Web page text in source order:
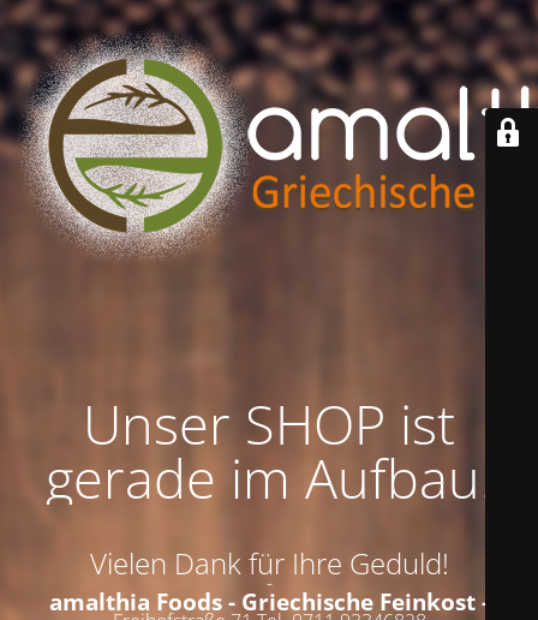
Unser SHOP ist
gerade im Aufbau!
Vielen Dank für Ihre Geduld!
-
amalthia Foods - Griechische Feinkost -